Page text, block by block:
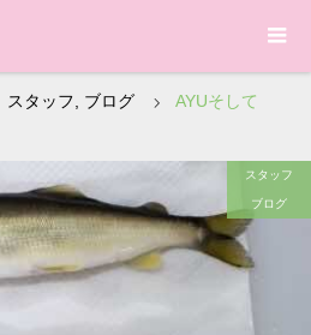
スタッフ ブログ
AYUそして
スタッフ
ブログ